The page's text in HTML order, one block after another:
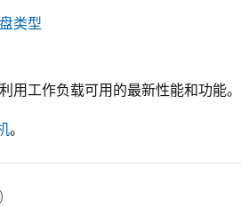
类型
用工作负载可用的最新性能和功能。
。